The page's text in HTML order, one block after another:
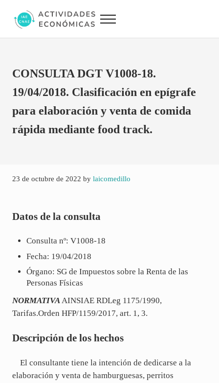
Actividades Económicas IAE CNAE
Menu
CONSULTA DGT V1008-18.
19/04/2018. Clasificación en epígrafe
para elaboración y venta de comida
rápida mediante food track.
23 de octubre de 2022 by laicomedillo
Datos de la consulta
Consulta nº: V1008-18
Fecha: 19/04/2018
Órgano: SG de Impuestos sobre la Renta de las
Personas Físicas
NORMATIVAAINSIAE RDLeg 1175/1990,
Tarifas.Orden HFP/1159/2017, art. 1, 3.
Descripción de los hechos
El consultante tiene la intención de dedicarse a la
elaboración y venta de hamburguesas, perritos